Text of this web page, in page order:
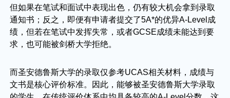
但如果在笔试和面试中表现出色，仍有较大机会拿到录取
通知书；反之，即便有申请者提交了5A*的优异A-Level成
绩，但若在笔试中发挥失常，或者GCSE成绩未能达到要
求，也可能被剑桥大学拒绝。
而圣安德鲁斯大学的录取仅参考UCAS相关材料，成绩与
文书是核心评价标准。因此，能够被圣安德鲁斯大学录取